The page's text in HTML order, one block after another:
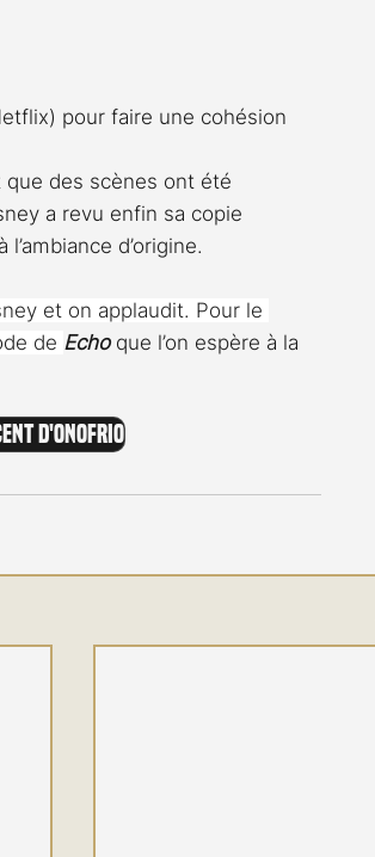
pour faire une cohésion
que des scènes ont été
a revu enfin sa copie
d’origine.
et on applaudit. Pour le
de Echo que l’on espère à la
D'Onofrio